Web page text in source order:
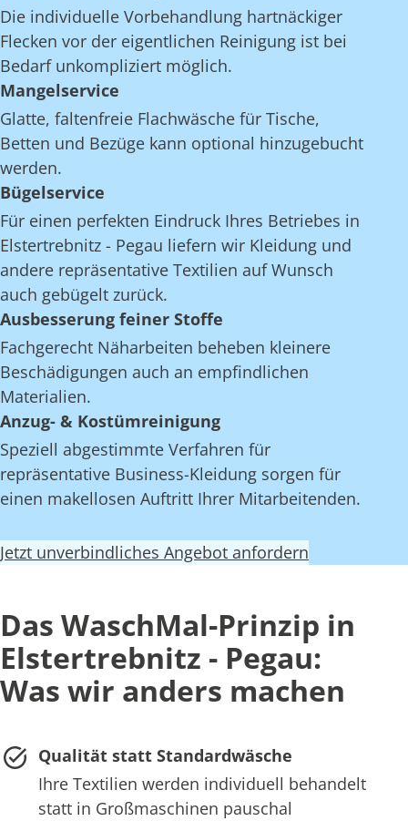
Die individuelle Vorbehandlung hartnäckiger
Flecken vor der eigentlichen Reinigung ist bei
Bedarf unkompliziert möglich.
Mangelservice
Glatte, faltenfreie Flachwäsche für Tische,
Betten und Bezüge kann optional hinzugebucht
werden.
Bügelservice
Für einen perfekten Eindruck Ihres Betriebes in
Elstertrebnitz - Pegau liefern wir Kleidung und
andere repräsentative Textilien auf Wunsch
auch gebügelt zurück.
Ausbesserung feiner Stoffe
Fachgerecht Näharbeiten beheben kleinere
Beschädigungen auch an empfindlichen
Materialien.
Anzug- & Kostümreinigung
Speziell abgestimmte Verfahren für
repräsentative Business-Kleidung sorgen für
einen makellosen Auftritt Ihrer Mitarbeitenden.
Jetzt unverbindliches Angebot anfordern
Das WaschMal-Prinzip in
Elstertrebnitz - Pegau:
Was wir anders machen
Qualität statt Standardwäsche
Ihre Textilien werden individuell behandelt
statt in Großmaschinen pauschal